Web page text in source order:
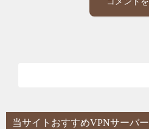
当サイトおすすめVPNサーバー